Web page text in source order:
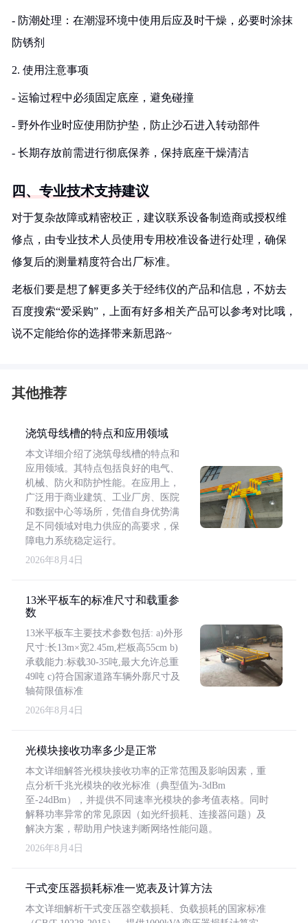
- 防潮处理：在潮湿环境中使用后应及时干燥，必要时涂抹
防锈剂
2. 使用注意事项
- 运输过程中必须固定底座，避免碰撞
- 野外作业时应使用防护垫，防止沙石进入转动部件
- 长期存放前需进行彻底保养，保持底座干燥清洁
四、专业技术支持建议
对于复杂故障或精密校正，建议联系设备制造商或授权维
修点，由专业技术人员使用专用校准设备进行处理，确保
修复后的测量精度符合出厂标准。
老板们要是想了解更多关于经纬仪的产品和信息，不妨去
百度搜索“爱采购”，上面有好多相关产品可以参考对比哦，
说不定能给你的选择带来新思路~
其他推荐
浇筑母线槽的特点和应用领域
本文详细介绍了浇筑母线槽的特点和
应用领域。其特点包括良好的电气、
机械、防火和防护性能。在应用上，
广泛用于商业建筑、工业厂房、医院
和数据中心等场所，凭借自身优势满
足不同领域对电力供应的高要求，保
障电力系统稳定运行。
2026年8月4日
13米平板车的标准尺寸和载重参
数
13米平板车主要技术参数包括: a)外形
尺寸:长13m×宽2.45m,栏板高55cm b)
承载能力:标载30-35吨,最大允许总重
49吨 c)符合国家道路车辆外廓尺寸及
轴荷限值标准
2026年8月4日
光模块接收功率多少是正常
本文详细解答光模块接收功率的正常范围及影响因素，重
点分析千兆光模块的收光标准（典型值为-3dBm
至-24dBm），并提供不同速率光模块的参考值表格。同时
解释功率异常的常见原因（如光纤损耗、连接器问题）及
解决方案，帮助用户快速判断网络性能问题。
2026年8月4日
干式变压器损耗标准一览表及计算方法
本文详细解析干式变压器空载损耗、负载损耗的国家标准